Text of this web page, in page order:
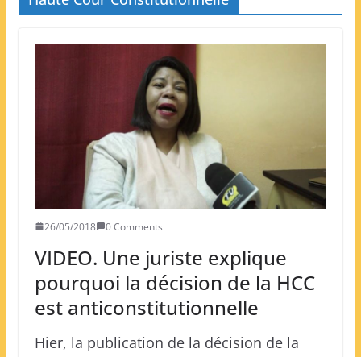
26/05/2018 0 Comments
VIDEO. Une juriste explique
pourquoi la décision de la HCC
est anticonstitutionnelle
Hier, la publication de la décision de la